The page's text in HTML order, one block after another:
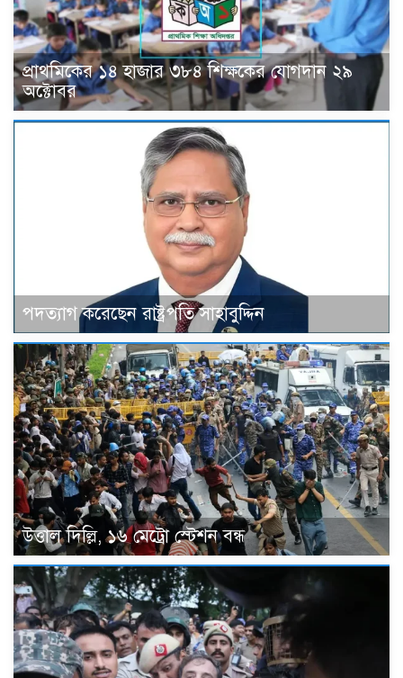
প্রাথমিকের ১৪ হাজার ৩৮৪ শিক্ষকের যোগদান ২৯
অক্টোবর
পদত্যাগ করেছেন রাষ্ট্রপতি সাহাবুদ্দিন
উত্তাল দিল্লি, ১৬ মেট্রো স্টেশন বন্ধ